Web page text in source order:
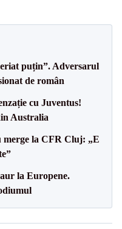
puțin”. Adversarul
de român
cu Juventus!
Australia
merge la CFR Cluj: „E
la Europene.